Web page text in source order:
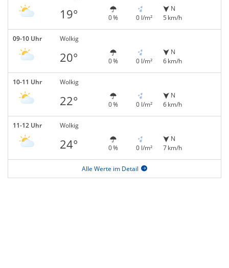
19° 0 % 0 l/m²
N
5 km/h
09-10 Uhr Wolkig
20° 0 % 0 l/m²
N
6 km/h
10-11 Uhr Wolkig
22° 0 % 0 l/m²
N
6 km/h
11-12 Uhr Wolkig
24° 0 % 0 l/m²
N
7 km/h
Alle Werte im Detail